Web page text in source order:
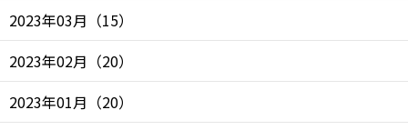
2023年03月 （15）
2023年02月 （20）
2023年01月 （20）